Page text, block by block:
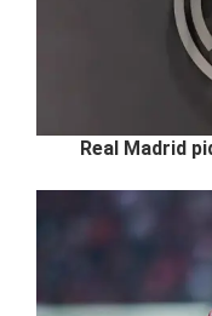
Real Madrid